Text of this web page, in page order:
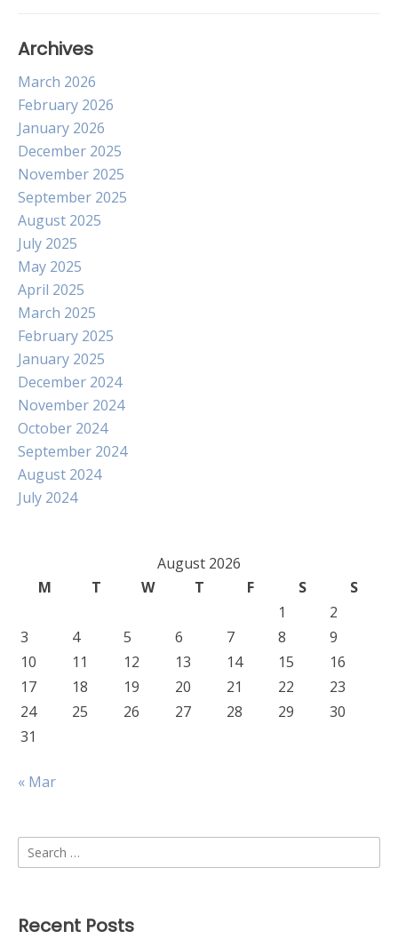
Archives
March 2026
February 2026
January 2026
December 2025
November 2025
September 2025
August 2025
July 2025
May 2025
April 2025
March 2025
February 2025
January 2025
December 2024
November 2024
October 2024
September 2024
August 2024
July 2024
August 2026
M
T W T F S
S
1
2
3
4 5 6 7 8
9
10
11 12 13 14 15
16
17
18 19 20 21 22
23
24
25 26 27 28 29
30
31
« Mar
Search
for:
Recent Posts